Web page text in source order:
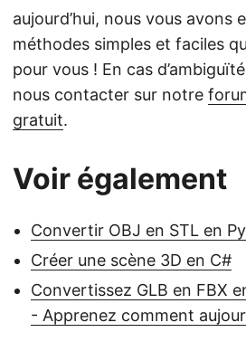
aujourd’hui, nous vous avons
méthodes simples et faciles
pour vous ! En cas
nous contacter sur notre
gratuit.
Voir également
Convertir OBJ en STL en
Créer une scène 3D en C#
Convertissez GLB en FBX
- Apprenez comment